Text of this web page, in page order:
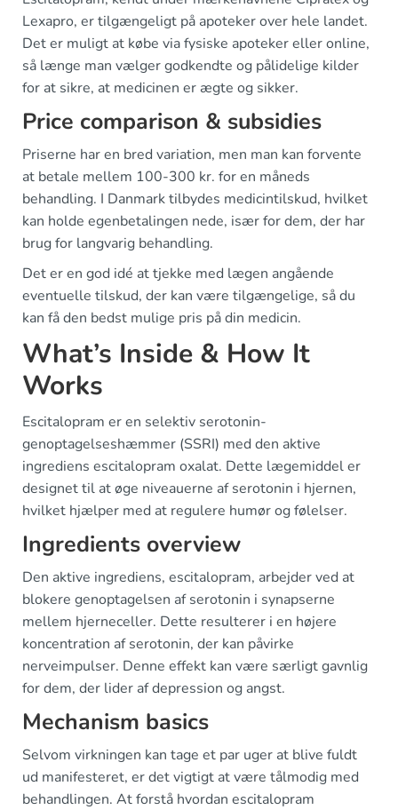
Lexapro, er tilgængeligt på apoteker over hele landet.
Det er muligt at købe via fysiske apoteker eller online,
så længe man vælger godkendte og pålidelige kilder
for at sikre, at medicinen er ægte og sikker.
Price comparison & subsidies
Priserne har en bred variation, men man kan forvente
at betale mellem 100-300 kr. for en måneds
behandling. I Danmark tilbydes medicintilskud, hvilket
kan holde egenbetalingen nede, især for dem, der har
brug for langvarig behandling.
Det er en god idé at tjekke med lægen angående
eventuelle tilskud, der kan være tilgængelige, så du
kan få den bedst mulige pris på din medicin.
What’s Inside & How It
Works
Escitalopram er en selektiv serotonin-
genoptagelseshæmmer (SSRI) med den aktive
ingrediens escitalopram oxalat. Dette lægemiddel er
designet til at øge niveauerne af serotonin i hjernen,
hvilket hjælper med at regulere humør og følelser.
Ingredients overview
Den aktive ingrediens, escitalopram, arbejder ved at
blokere genoptagelsen af serotonin i synapserne
mellem hjerneceller. Dette resulterer i en højere
koncentration af serotonin, der kan påvirke
nerveimpulser. Denne effekt kan være særligt gavnlig
for dem, der lider af depression og angst.
Mechanism basics
Selvom virkningen kan tage et par uger at blive fuldt
ud manifesteret, er det vigtigt at være tålmodig med
behandlingen. At forstå hvordan escitalopram